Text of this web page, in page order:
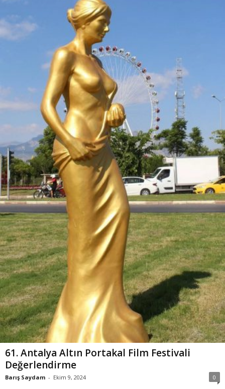
61. Antalya Altın Portakal Film Festivali
Değerlendirme
Barış Saydam - Ekim 9, 2024 0